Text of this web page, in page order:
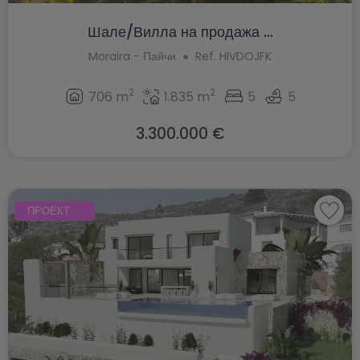
Шале/Вилла на продажа ...
Moraira - Пайчи Ref. HIVDOJFK
706 m2 1.835 m2 5 5
3.300.000 €
ПРОЕКТ